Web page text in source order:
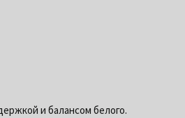
и балансом белого.